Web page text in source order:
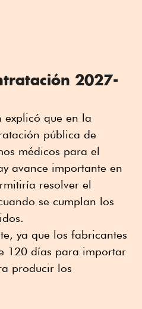
2027-
explicó que en la
pública de
médicos para el
avance importante en
resolver el
se cumplan los
ya que los fabricantes
120 días para importar
producir los